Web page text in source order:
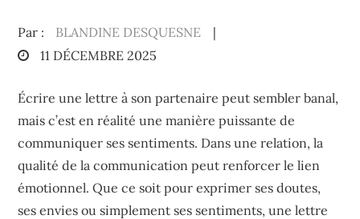
Par :
BLANDINE DESQUESNE
Posted
11 DÉCEMBRE 2025
Écrire une lettre à son partenaire peut sembler banal,
mais c’est en réalité une manière puissante de
communiquer ses sentiments. Dans une relation, la
qualité de la communication peut renforcer le lien
émotionnel. Que ce soit pour exprimer ses doutes,
ses envies ou simplement ses sentiments, une lettre